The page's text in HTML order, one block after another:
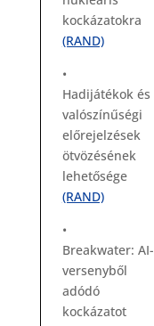
kockázatokra
(RAND)
•
Hadijátékok és
valószínűségi
előrejelzések
ötvözésének
lehetősége
(RAND)
•
Breakwater: AI-
versenyből
adódó
kockázatot